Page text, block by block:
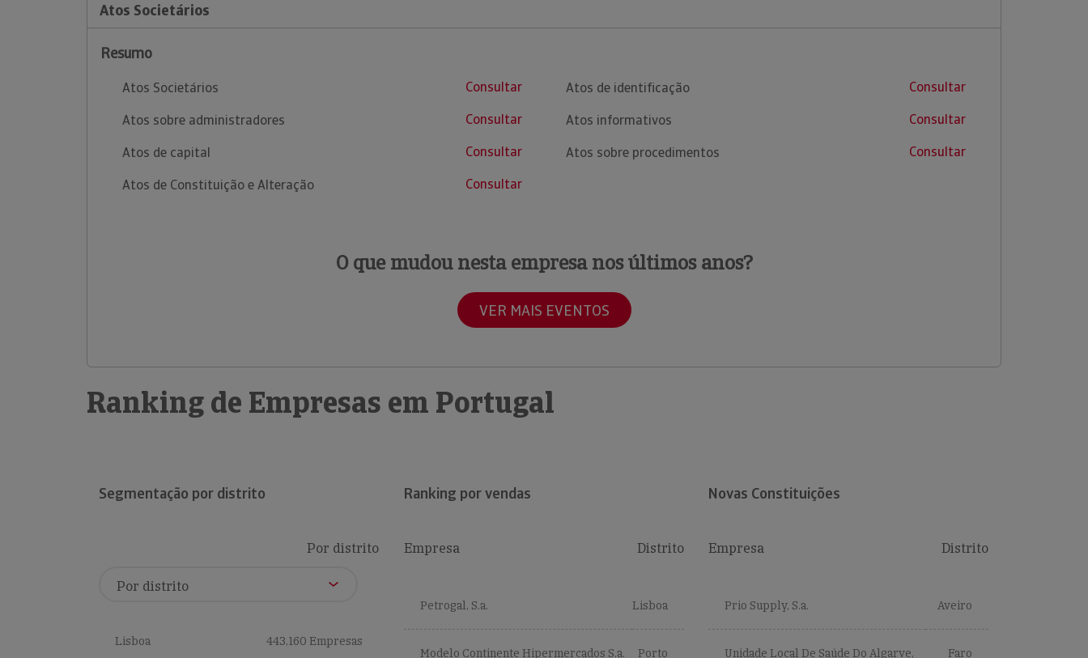
Atos Societários
Resumo
Atos Societários
Consultar
Atos sobre administradores
Consultar
Atos de capital
Consultar
Atos de Constituição e Alteração
Consultar
Atos de identificação
Consultar
Atos informativos
Consultar
Atos sobre procedimentos
Consultar
O que mudou nesta empresa nos últimos anos?
VER MAIS EVENTOS
Ranking de Empresas em Portugal
Segmentação por distrito
Por distrito
Lisboa 443,160 Empresas
Ranking por vendas
Empresa Distrito
Petrogal, S.a. Lisboa
Modelo Continente Hipermercados S.a. Porto
Novas Constituições
Empresa Distrito
Prio Supply, S.a. Aveiro
Unidade Local De Saúde Do Algarve, Faro